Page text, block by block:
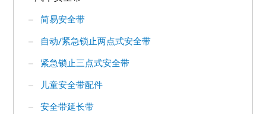
简易安全带
自动/紧急锁止两点式安全带
紧急锁止三点式安全带
儿童安全带配件
安全带延长带